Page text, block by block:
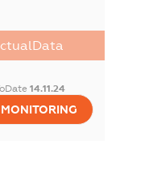
14.11.24